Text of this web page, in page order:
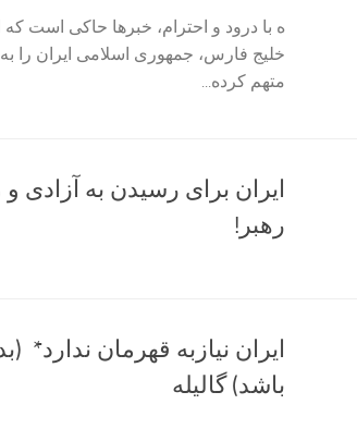
ه با درود و احترام، خبرها حاکی است که
خلیج فارس، جمهوری اسلامی ایران را
متهم کرده...
ایران برای رسیدن به آزادی
رهبر!
ایران نیازبه قهرمان ندارد*
باشد)